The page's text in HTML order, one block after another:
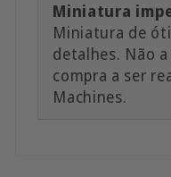
Miniatura
Miniatura de
detalhes. Não
compra a ser
Machines.